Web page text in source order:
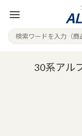
30系アル